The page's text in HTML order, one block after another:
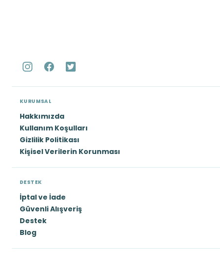
KURUMSAL
Hakkımızda
Kullanım Koşulları
Gizlilik Politikası
Kişisel Verilerin Korunması
DESTEK
İptal ve İade
Güvenli Alışveriş
Destek
Blog